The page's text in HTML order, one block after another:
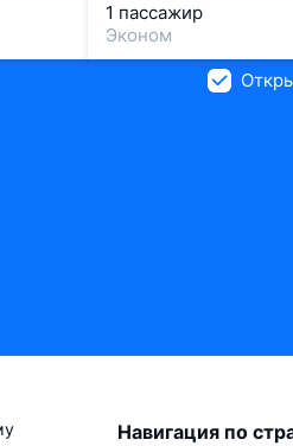
1 пассажир
Эконом
Навигация по